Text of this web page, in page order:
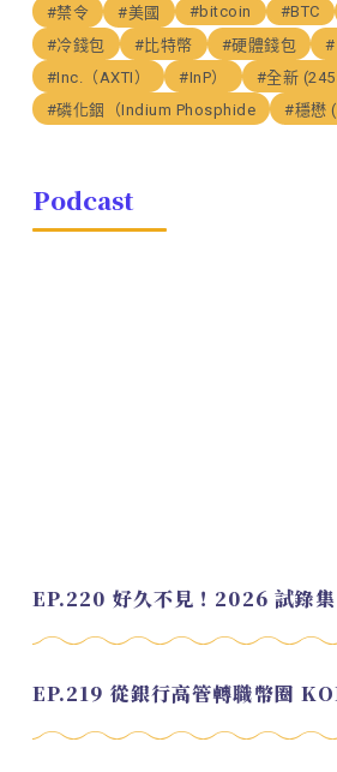
#禁令
#美國 #bitcoin #BTC
#冷錢包
#比特幣 #硬體錢包
#Inc.（AXTI）
#InP）
#全新
#磷化銦（Indium Phosphide
#穩懋
Podcast